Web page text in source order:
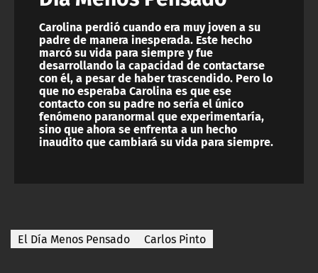
Carolina perdió cuando era muy joven a su
padre de manera inesperada. Este hecho
marcó su vida para siempre y fue
desarrollando la capacidad de contactarse
con él, a pesar de haber trascendido. Pero lo
que no esperaba Carolina es que ese
contacto con su padre no sería el único
fenómeno paranormal que experimentaría,
sino que ahora se enfrenta a un hecho
inaudito que cambiará su vida para siempre.
El Día Menos Pensado Carlos Pinto